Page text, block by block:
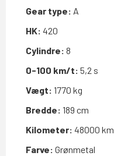
Gear type: A
HK: 420
Cylindre: 8
0-100 km/t: 5,2 s
Vægt: 1770 kg
Bredde: 189 cm
Kilometer: 48000 km
Farve: Grønmetal